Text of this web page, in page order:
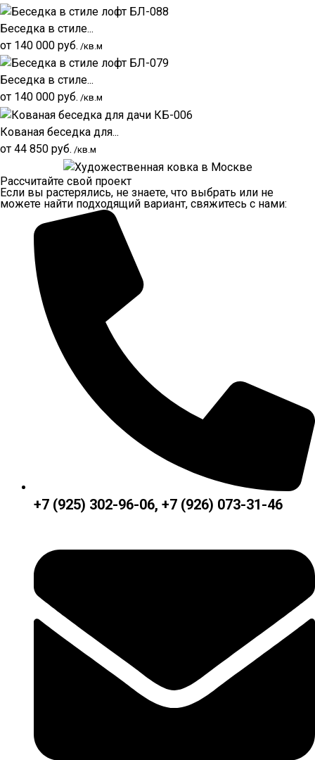
Беседка в стиле...
от 140 000 руб. /кв.м
Беседка в стиле...
от 140 000 руб. /кв.м
Кованая беседка для...
от 44 850 руб. /кв.м
Рассчитайте свой проект
Если вы растерялись, не знаете, что выбрать или не
можете найти подходящий вариант, свяжитесь с нами:
+7 (925) 302-96-06, +7 (926) 073-31-46